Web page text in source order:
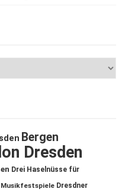
Bergen
Dresden
Drei Haselnüsse für
Musikfestspiele Dresdner